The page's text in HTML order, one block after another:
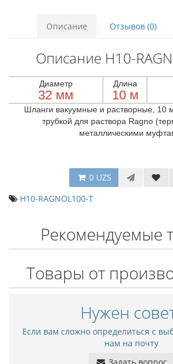
Описание Отзывов (0)
Описание H10-
Диаметр
32 мм
Длина
10 м
Шланги вакуумные и растворные, 10
трубкой для раствора Ragno
металлическими
0 UZS
H10-RAGNOL100-T
Рекомендуемые
Товары от
Нужен
Если вам сложно определиться с
нам на почту